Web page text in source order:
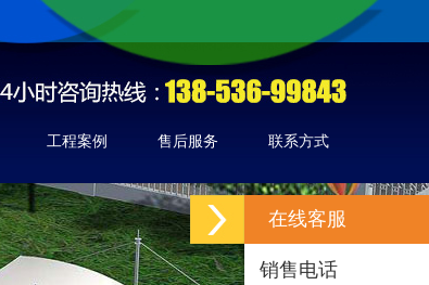
工程案例 售后服务 联系方式
在线客服
销售电话